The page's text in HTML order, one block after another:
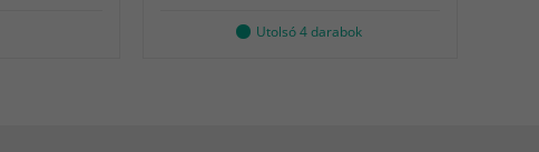
Utolsó 4 darabok